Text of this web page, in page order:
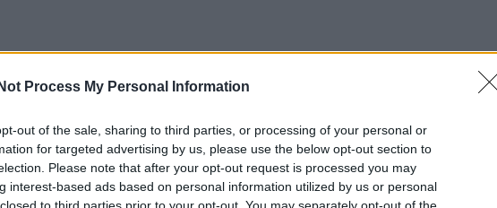
Process My Personal Information
out of the sale, sharing to third parties, or processing of your personal or
for targeted advertising by us, please use the below opt-out section to
Please note that after your opt-out request is processed you may
interest-based ads based on personal information utilized by us or personal
to third parties prior to your opt-out. You may separately opt-out of the